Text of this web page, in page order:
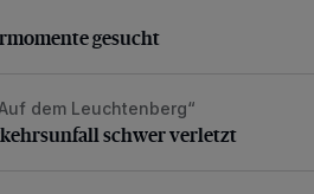
gesucht
gesucht
schwer verletzt
dem Leuchtenberg“
schwer verletzt